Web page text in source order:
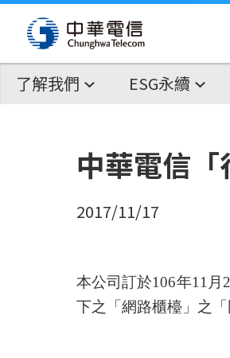
了解我們 ESG永續
中華電信
2017/11/17
本公司訂於106年11 月
下之「網路櫃檯」之